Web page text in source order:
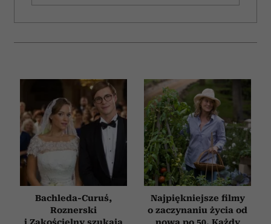
Bachleda-Curuś,
Roznerski
i Zakościelny szukają
Najpiękniejsze filmy
o zaczynaniu życia od
nowa po 50. Każdy